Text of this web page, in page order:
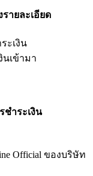
ายละเอียด
เงิน
เข้ามา
ชำระเงิน
Official ของบริษัท